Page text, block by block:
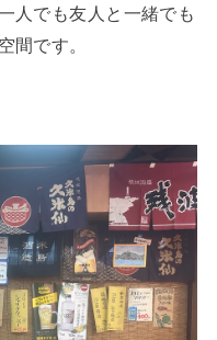
人でも友人と一緒でも
間です。